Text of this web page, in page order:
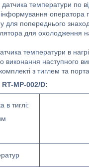
датчика температури
інформування
для попереднього
для охолодження
температури в
виконання наступного
з тиглем та
MP-002/D:
в тиглі: